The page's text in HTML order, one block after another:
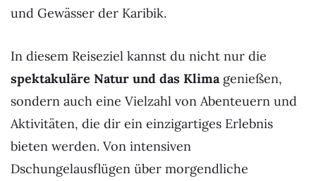
und Gewässer der Karibik.
In diesem Reiseziel kannst du nicht nur die
spektakuläre Natur und das Klimagenießen,
sondern auch eine Vielzahl von Abenteuern und
Aktivitäten, die dir ein einzigartiges Erlebnis
bieten werden. Von intensiven
Dschungelausflügen über morgendliche